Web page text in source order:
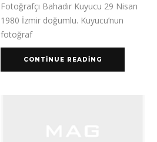
Fotoğrafçı Bahadır Kuyucu 29 Nisan
1980 İzmir doğumlu. Kuyucu’nun
fotoğraf
CONTINUE READING